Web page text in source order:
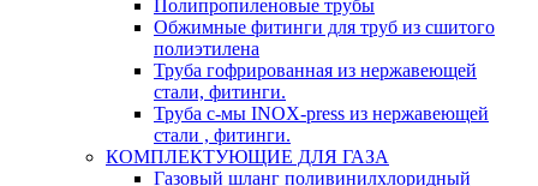
Полипропиленовые трубы
Обжимные фитинги для труб из сшитого
полиэтилена
Труба гофрированная из нержавеющей
стали, фитинги.
Труба с-мы INOX-press из нержавеющей
стали , фитинги.
КОМПЛЕКТУЮЩИЕ ДЛЯ ГАЗА
Газовый шланг поливинилхлоридный